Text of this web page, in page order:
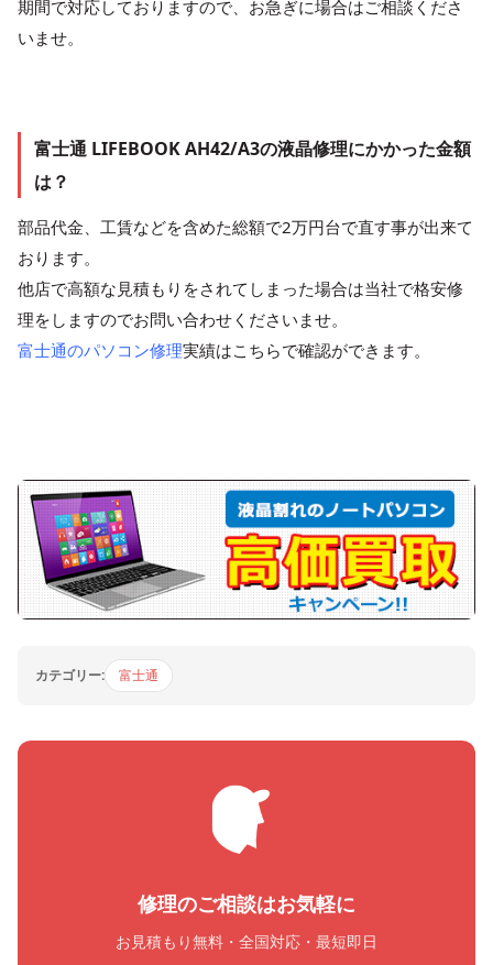
期間で対応しておりますので、お急ぎに場合はご相談くださ
いませ。
富士通 LIFEBOOK AH42/A3の液晶修理にかかった金額
は？
部品代金、工賃などを含めた総額で2万円台で直す事が出来て
おります。
他店で高額な見積もりをされてしまった場合は当社で格安修
理をしますのでお問い合わせくださいませ。
富士通のパソコン修理実績はこちらで確認ができます。
カテゴリー: 富士通
修理のご相談はお気軽に
お見積もり無料・全国対応・最短即日